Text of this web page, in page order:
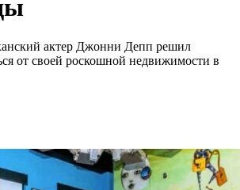
актер Джонни Депп решил
от своей роскошной недвижимости в